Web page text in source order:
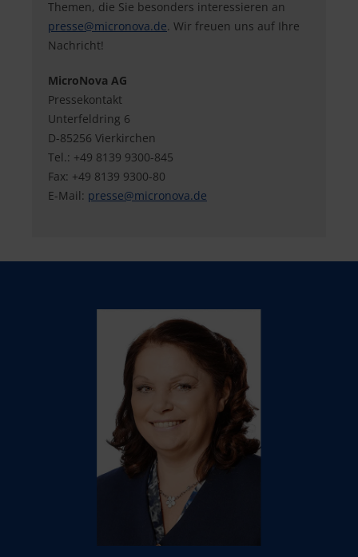
Themen, die Sie besonders interessieren an
presse@micronova.de. Wir freuen uns auf Ihre
Nachricht!
MicroNova AG
Pressekontakt
Unterfeldring 6
D-85256 Vierkirchen
Tel.: +49 8139 9300-845
Fax: +49 8139 9300-80
E-Mail: presse@micronova.de